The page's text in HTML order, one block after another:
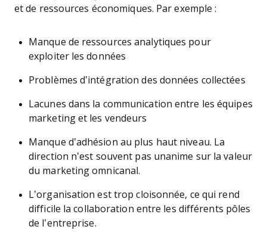
et de ressources économiques. Par exemple :
Manque de ressources analytiques pour
exploiter les données
Problèmes d’intégration des données collectées
Lacunes dans la communication entre les équipes
marketing et les vendeurs
Manque d’adhésion au plus haut niveau. La
direction n’est souvent pas unanime sur la valeur
du marketing omnicanal.
L’organisation est trop cloisonnée, ce qui rend
difficile la collaboration entre les différents pôles
de l’entreprise.